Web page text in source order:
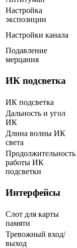
Настройка
экспозиции
Настройки канала
Подавление
мерцания
ИК подсветка
ИК подсветка
Дальность и угол
ИК
Длина волны ИК
света
Продолжительность
работы ИК
подсветки
Интерфейсы
Слот для карты
памяти
Тревожный вход/
выход